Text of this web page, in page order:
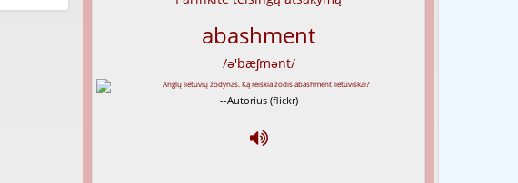
abashment
/ə'bæʃmənt/
--Autorius (flickr)